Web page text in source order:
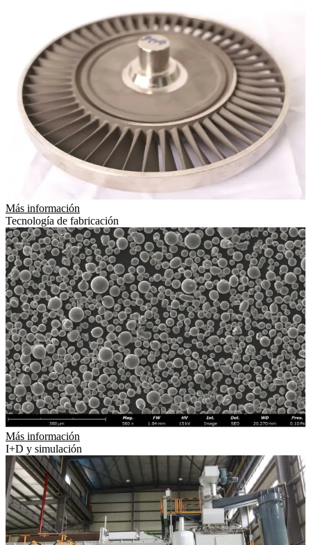
Más información
Tecnología de fabricación
Más información
I+D y simulación